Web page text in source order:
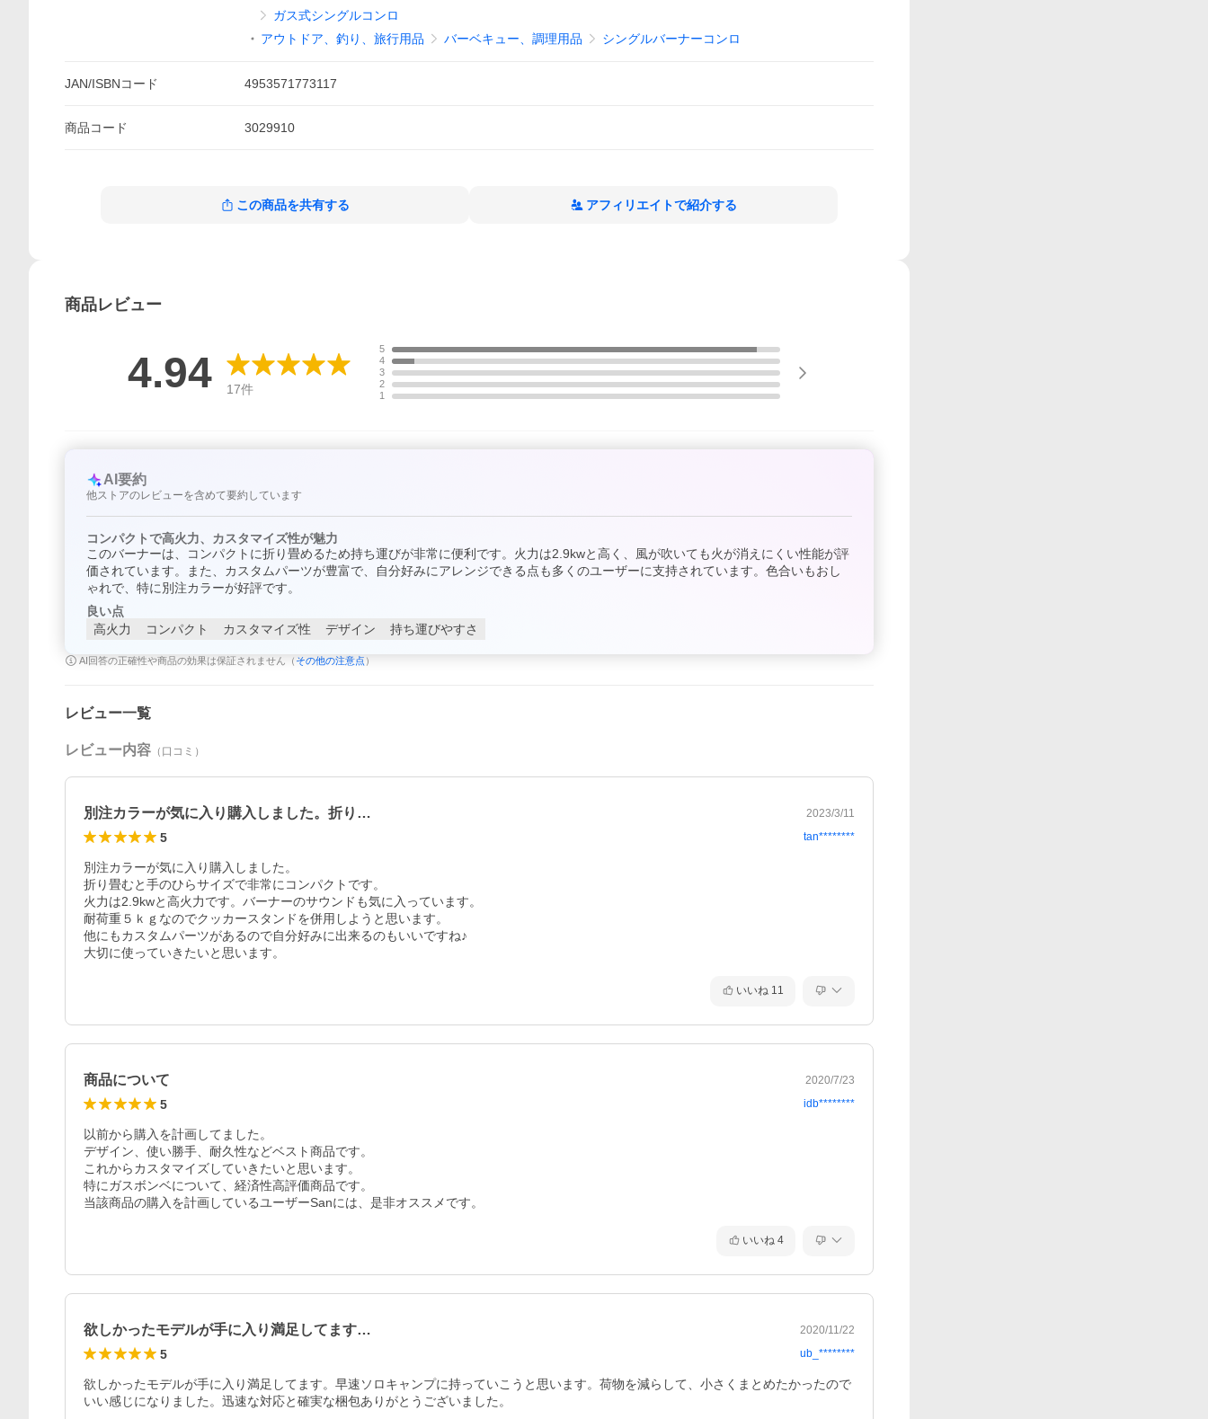
ガス式シングルコンロ
アウトドア、釣り、旅行用品
バーベキュー、調理用品 シングルバーナーコンロ
JAN/ISBNコード 4953571773117
商品コード 3029910
この商品を共有する アフィリエイトで紹介する
商品レビュー
4.94 17件
5
4
3
2
1
AI要約
他ストアのレビューを含めて要約しています
コンパクトで高火力、カスタマイズ性が魅力
このバーナーは、コンパクトに折り畳めるため持ち運びが非常に便利です。火力は2.9kwと高く、風が吹いても火が消えにくい性能が評
価されています。また、カスタムパーツが豊富で、自分好みにアレンジできる点も多くのユーザーに支持されています。色合いもおし
ゃれで、特に別注カラーが好評です。
良い点
高火力
コンパクト カスタマイズ性 デザイン 持ち運びやすさ
AI回答の正確性や商品の効果は保証されません（ その他の注意点 ）
レビュー一覧
レビュー内容 （口コミ）
別注カラーが気に入り購入しました。折り… 2023/3/11
5 tan********
別注カラーが気に入り購入しました。
折り畳むと手のひらサイズで非常にコンパクトです。
火力は2.9kwと高火力です。バーナーのサウンドも気に入っています。
耐荷重５ｋｇなのでクッカースタンドを併用しようと思います。
他にもカスタムパーツがあるので自分好みに出来るのもいいですね♪
いいね 11
商品について 2020/7/23
5 idb********
以前から購入を計画してました。
デザイン、使い勝手、耐久性などベスト商品です。
これからカスタマイズしていきたいと思います。
特にガスボンベについて、経済性高評価商品です。
当該商品の購入を計画しているユーザーSanには、是非オススメです。
いいね 4
欲しかったモデルが手に入り満足してます… 2020/11/22
5 ub_********
欲しかったモデルが手に入り満足してます。早速ソロキャンプに持っていこうと思います。荷物を減らして、小さくまとめたかったので
いい感じになりました。迅速な対応と確実な梱包ありがとうございました。